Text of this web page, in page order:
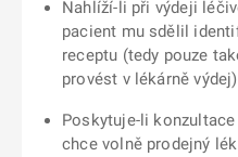
Nahlíží-li při výdeji
pacient mu sdělil
receptu (tedy pouze
provést v lékárně
Poskytuje-li
chce volně prodejný